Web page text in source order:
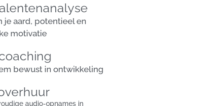
je aard, potentieel en
motivatie
bewust in ontwikkeling
audio-opnames in